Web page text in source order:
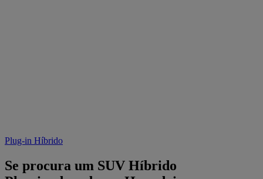
Plug-in Híbrido
Se procura um SUV Híbrido